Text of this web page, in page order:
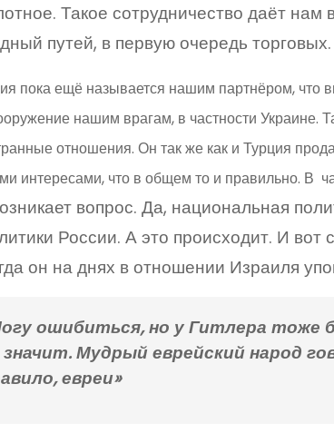
Такое сотрудничество даёт
путей, в первую очередь торговых.
пока ещё называется нашим партнёром, что
нашим врагам, в частности
отношения. Он так же как и Турция
интересами, что в общем то и правильно. В
вопрос. Да, национальная
России. А это происходит. И вот
он на днях в отношении Израиля
ошибиться, но у Гитлера тоже
значит. Мудрый еврейский народ
евреи»